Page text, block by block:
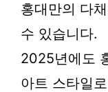
홍대만의 다
수 있습니다.
2025년에도
아트 스타일